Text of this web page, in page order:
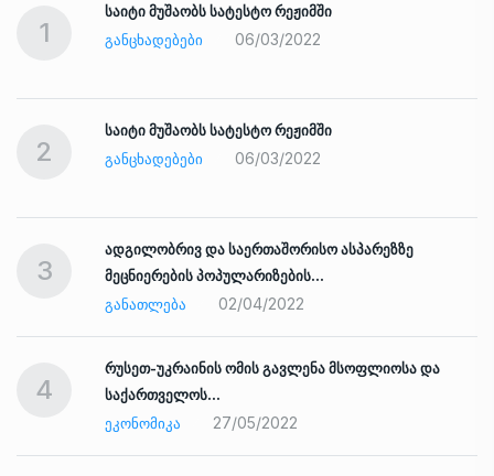
1
საიტი მუშაობს სატესტო რეჟიმში
ᲒᲐᲜᲪᲮᲐᲓᲔᲑᲔᲑᲘ
06/03/2022
2
საიტი მუშაობს სატესტო რეჟიმში
ᲒᲐᲜᲪᲮᲐᲓᲔᲑᲔᲑᲘ
06/03/2022
3
ადგილობრივ და საერთაშორისო ასპარეზზე
მეცნიერების პოპულარიზების…
ᲒᲐᲜᲐᲗᲚᲔᲑᲐ
02/04/2022
4
რუსეთ-უკრაინის ომის გავლენა მსოფლიოსა და
საქართველოს…
ᲔᲙᲝᲜᲝᲛᲘᲙᲐ
27/05/2022